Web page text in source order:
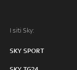
I siti Sky:
SKY SPORT